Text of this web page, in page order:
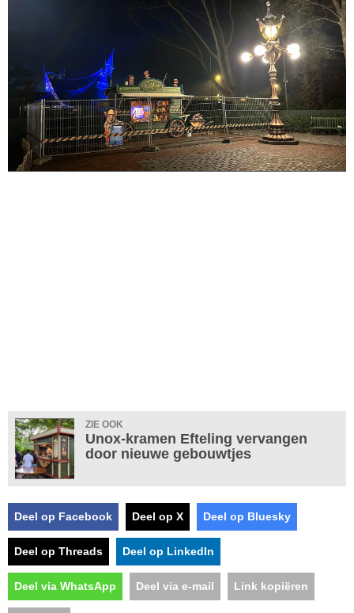
ZIE OOK
Unox-kramen Efteling vervangen
door nieuwe gebouwtjes
Deel op Facebook Deel op X Deel op Bluesky
Deel op Threads Deel op LinkedIn
Deel via WhatsApp Deel via e-mail Link kopiëren